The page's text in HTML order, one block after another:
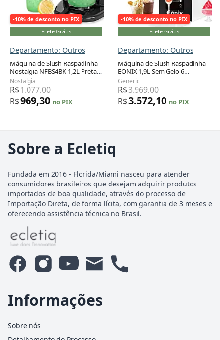
-10% de desconto no PIX
Frete Grátis
Departamento: Outros
Máquina de Slush Raspadinha
Nostalgia NFBS4BK 1,2L Preta
Mistura Automática
Nostalgia
R$1.077,00
R$969,30 no PIX
-10% de desconto no PIX
Frete Grátis
Departamento: Outros
Máquina de Slush Raspadinha
EONIX 1,9L Sem Gelo 6
Programas LED Auto Limpeza
110V
Generic
R$3.969,00
R$3.572,10 no PIX
Sobre a Ecletiq
Fundada em 2016 - Florida/Miami nasceu para atender
consumidores brasileiros que desejam adquirir produtos
importados de boa qualidade, através do processo de
Importação Direta, de forma lícita, com garantia de 3 meses e
oferecendo assistência técnica no Brasil.
Informações
Sobre nós